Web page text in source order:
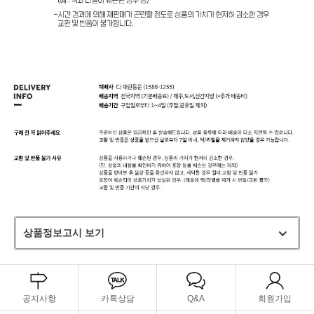
상품정보고시 보기
공지사항 카톡상담 Q&A 회원가입